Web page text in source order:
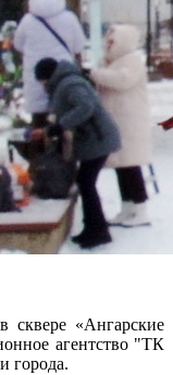
сквере «Ангарские
агентство "ТК
города.